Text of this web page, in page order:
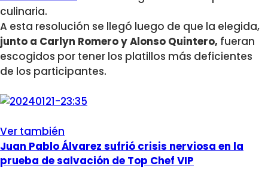
culinaria.
A esta resolución se llegó luego de que la elegida,
junto a Carlyn Romero y Alonso Quintero, fueran
escogidos por tener los platillos más deficientes
de los participantes.
Ver también
Juan Pablo Álvarez sufrió crisis nerviosa en la
prueba de salvación de Top Chef VIP